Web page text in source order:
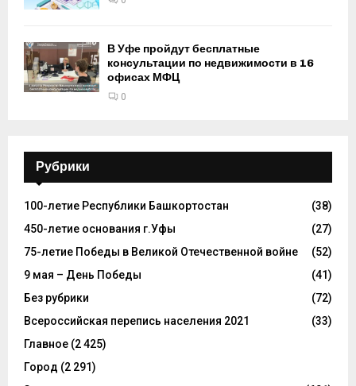
В Уфе пройдут бесплатные
консультации по недвижимости в 16
офисах МФЦ
0
Рубрики
100-летие Республики Башкортостан
(38)
450-летие основания г.Уфы
(27)
75-летие Победы в Великой Отечественной войне
(52)
9 мая – День Победы
(41)
Без рубрики
(72)
Всероссийская перепись населения 2021
(33)
Главное (2 425)
Город (2 291)